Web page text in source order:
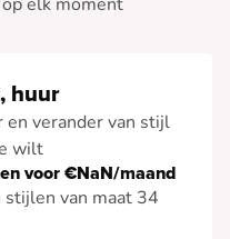
huur
en verander van stijl
wilt
voor €NaN/maand
stijlen van maat 34